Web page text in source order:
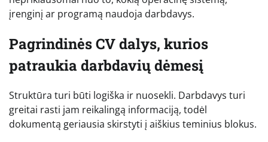
įrenginį ar programą naudoja darbdavys.
Pagrindinės CV dalys, kurios
patraukia darbdavių dėmesį
Struktūra turi būti logiška ir nuosekli. Darbdavys turi
greitai rasti jam reikalingą informaciją, todėl
dokumentą geriausia skirstyti į aiškius teminius blokus.